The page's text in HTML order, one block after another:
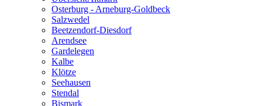
Osterburg - Arneburg-Goldbeck
Salzwedel
Beetzendorf-Diesdorf
Arendsee
Gardelegen
Kalbe
Klötze
Seehausen
Stendal
Bismark